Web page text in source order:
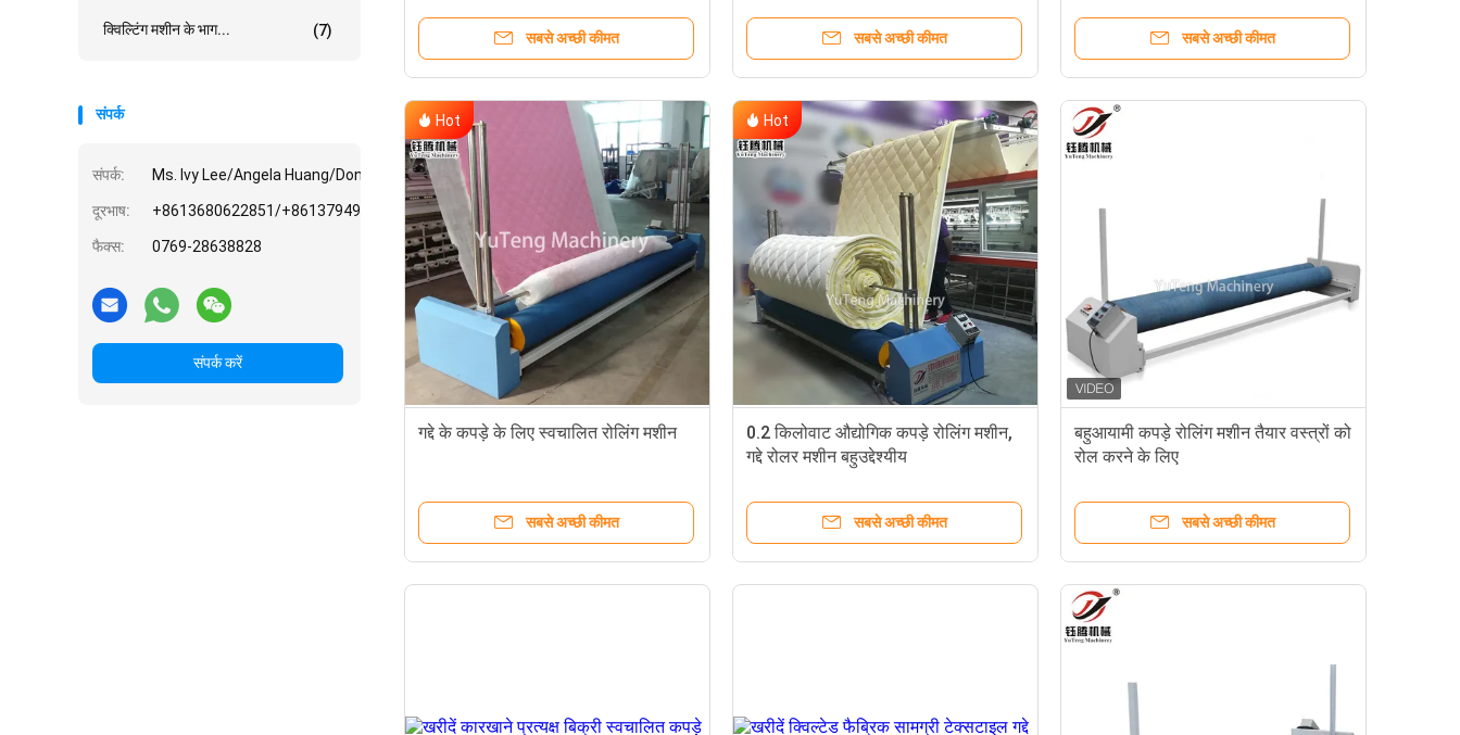
क्विल्टिंग मशीन के भाग... (7)
संपर्क
संपर्क: Ms. Ivy Lee/Angela Huang/Donghuan Hu/Vincy Pang
दूरभाष: +8613680622851/+8613794936882/+8615975861828/+8618775545882
फैक्स: 0769-28638828
संपर्क करें
सबसे अच्छी कीमत सबसे अच्छी कीमत सबसे अच्छी कीमत
Hot
गद्दे के कपड़े के लिए स्वचालित रोलिंग मशीन
सबसे अच्छी कीमत
Hot
0.2 किलोवाट औद्योगिक कपड़े रोलिंग मशीन,
गद्दे रोलर मशीन बहुउद्देश्यीय
सबसे अच्छी कीमत
बहुआयामी कपड़े रोलिंग मशीन तैयार वस्त्रों को
रोल करने के लिए
सबसे अच्छी कीमत